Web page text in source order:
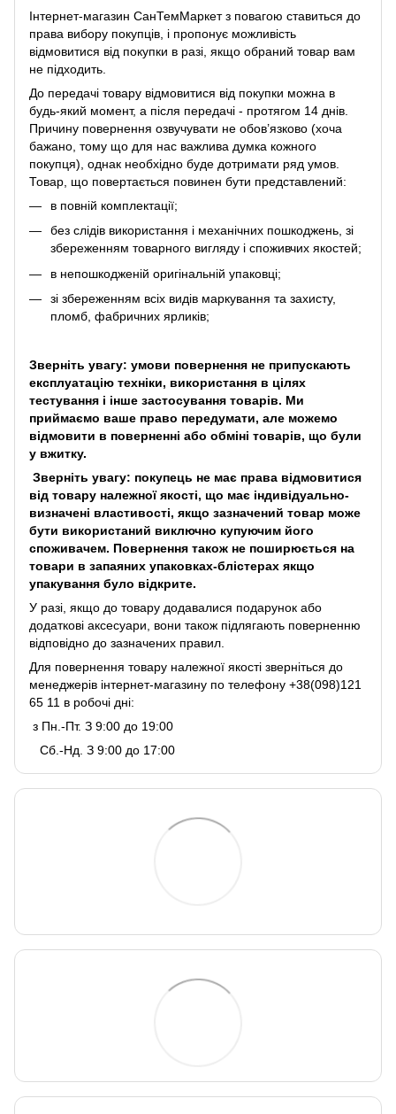
Інтернет-магазин СанТемМаркет з повагою ставиться до
права вибору покупців, і пропонує можливість
відмовитися від покупки в разі, якщо обраний товар вам
не підходить.
До передачі товару відмовитися від покупки можна в
будь-який момент, а після передачі - протягом 14 днів.
Причину повернення озвучувати не обов’язково (хоча
бажано, тому що для нас важлива думка кожного
покупця), однак необхідно буде дотримати ряд умов.
Товар, що повертається повинен бути представлений:
в повній комплектації;
без слідів використання і механічних пошкоджень, зі
збереженням товарного вигляду і споживчих якостей;
в непошкодженій оригінальній упаковці;
зі збереженням всіх видів маркування та захисту,
пломб, фабричних ярликів;
Зверніть увагу: умови повернення не припускають
експлуатацію техніки, використання в цілях
тестування і інше застосування товарів. Ми
приймаємо ваше право передумати, але можемо
відмовити в поверненні або обміні товарів, що були
у вжитку.
Зверніть увагу: покупець не має права відмовитися
від товару належної якості, що має індивідуально-
визначені властивості, якщо зазначений товар може
бути використаний виключно купуючим його
споживачем. Повернення також не поширюється на
товари в запаяних упаковках-блістерах якщо
упакування було відкрите.
У разі, якщо до товару додавалися подарунок або
додаткові аксесуари, вони також підлягають поверненню
відповідно до зазначених правил.
Для повернення товару належної якості зверніться до
менеджерів інтернет-магазину по телефону +38(098)121
65 11 в робочі дні:
з Пн.-Пт. З 9:00 до 19:00
Сб.-Нд. З 9:00 до 17:00